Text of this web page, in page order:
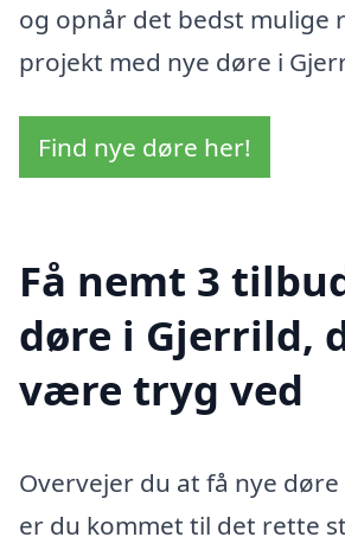
og opnår det bedst mulige
projekt med nye døre i
Find nye døre her!
Få nemt 3
døre i Gjerrild,
være tryg ved
Overvejer du at få nye døre
er du kommet til det rette